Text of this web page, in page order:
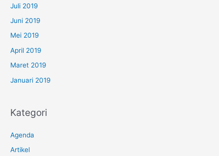
Juli 2019
Juni 2019
Mei 2019
April 2019
Maret 2019
Januari 2019
Kategori
Agenda
Artikel